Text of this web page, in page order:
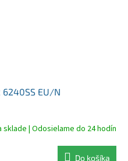
EU/N
sklade | Odosielame do 24 hodín
Do košíka